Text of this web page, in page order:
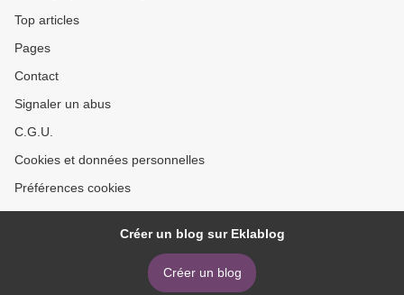
Top articles
Pages
Contact
Signaler un abus
C.G.U.
Cookies et données personnelles
Préférences cookies
Créer un blog sur Eklablog
Créer un blog